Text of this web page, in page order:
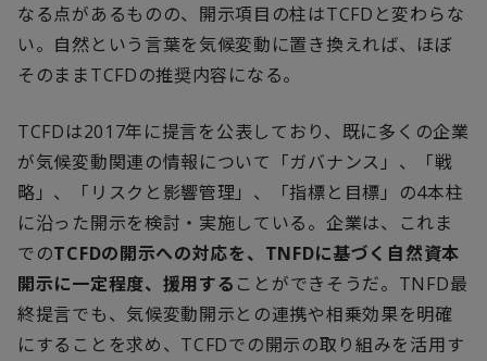
なる点があるものの、開示項目の柱はTCFD と変わらな
い。自然という言葉を気候変動に置き換えれば、ほぼ
そのままTCFDの推奨内容になる。
TCFDは2017年に提言を公表しており、既に多くの企業
が気候変動関連の情報について「ガバナンス」、「戦
略」、「リスクと影響管理」、「指標と目標」の4本柱
に沿った開示を検討・実施している。企業は、これま
でのTCFDの開示への対応を、 TNFDに基づく自然資本
開示に一定程度、援用する ことができそうだ。 TNFD最
終提言でも、気候変動開示との連携や相乗効果を明確
にすることを求め、 TCFDでの開示の取り組みを活用す